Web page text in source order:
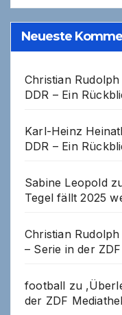
Neueste
Christian Rudolph
DDR – Ein
Karl-Heinz
DDR – Ein
Sabine Leopold
Tegel fällt 2025
Christian Rudolph
– Serie in der
football zu
der ZDF